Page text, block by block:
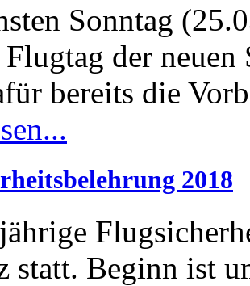
Sonntag
der
bereits die
2018
statt. Beginn ist